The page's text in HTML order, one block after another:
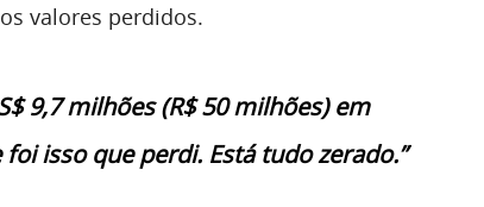
valores perdidos.
9,7 milhões (R$ 50 milhões) em
isso que perdi. Está tudo zerado.”